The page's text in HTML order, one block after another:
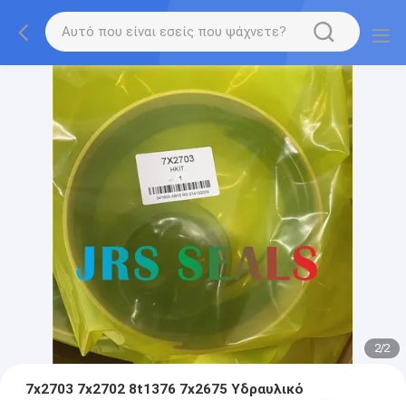
2/2
7x2703 7x2702 8t1376 7x2675 Υδραυλικό